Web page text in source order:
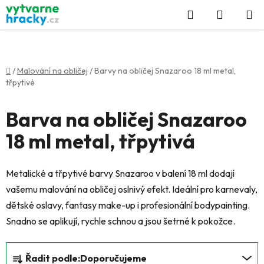
Přejít
na
obsah
Hledat
KOŠÍK
Domů
/Malování na obličej /Barvy na obličej Snazaroo 18 ml metal,
třpytivé
Barva na obličej Snazaroo
18 ml metal, třpytivá
Metalické a třpytivé barvy Snazaroo v balení 18 ml dodají
vašemu malování na obličej oslnivý efekt. Ideální pro karnevaly,
dětské oslavy, fantasy make-up i profesionální bodypainting.
Snadno se aplikují, rychle schnou a jsou šetrné k pokožce.
Řadit podle:Doporučujeme